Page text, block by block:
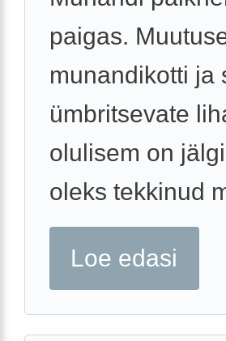
paigas.
munandikotti ja
ümbritsevate
olulisem on
oleks tekkinud
Loe edasi